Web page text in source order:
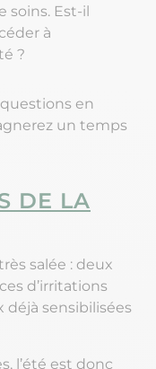
Est-il
à
?
en
un temps
DE LA
salée : deux
d’irritations
sensibilisées
l’été est donc